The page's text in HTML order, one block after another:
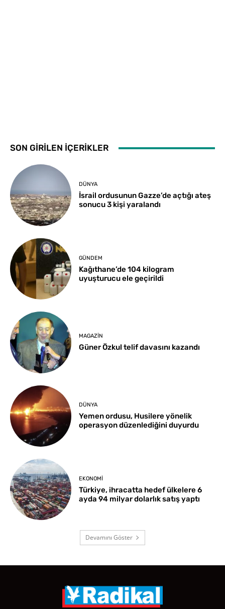
SON GİRİLEN İÇERİKLER
DÜNYA
İsrail ordusunun Gazze’de açtığı ateş
sonucu 3 kişi yaralandı
GÜNDEM
Kağıthane’de 104 kilogram
uyuşturucu ele geçirildi
MAGAZIN
Güner Özkul telif davasını kazandı
DÜNYA
Yemen ordusu, Husilere yönelik
operasyon düzenlediğini duyurdu
EKONOMI
Türkiye, ihracatta hedef ülkelere 6
ayda 94 milyar dolarlık satış yaptı
Devamını Göster